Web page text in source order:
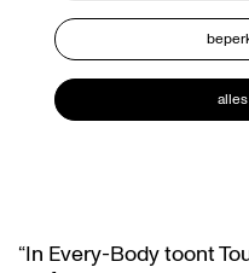
“In Every-Body toont